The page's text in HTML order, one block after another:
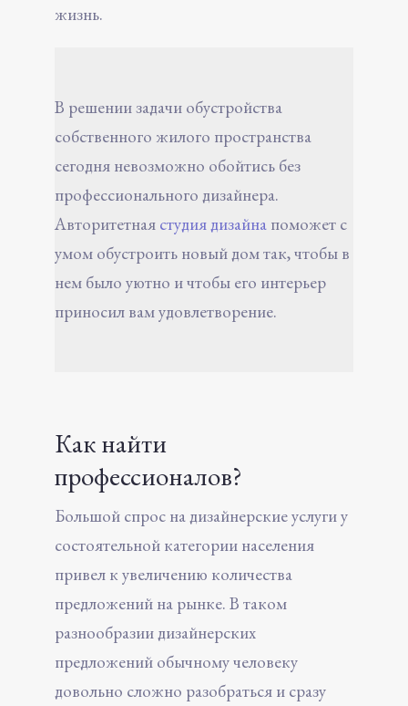
жизнь.
В решении задачи обустройства
собственного жилого пространства
сегодня невозможно обойтись без
профессионального дизайнера.
Авторитетная студия дизайна поможет с
умом обустроить новый дом так, чтобы в
нем было уютно и чтобы его интерьер
приносил вам удовлетворение.
Как найти
профессионалов?
Большой спрос на дизайнерские услуги у
состоятельной категории населения
привел к увеличению количества
предложений на рынке. В таком
разнообразии дизайнерских
предложений обычному человеку
довольно сложно разобраться и сразу